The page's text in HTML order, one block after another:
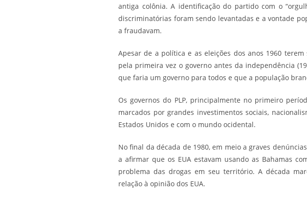
antiga colônia. A identificação do partido com o
discriminatórias foram sendo levantadas e a vontade
a fraudavam.
Apesar de a política e as eleições dos anos 1960
pela primeira vez o governo antes da independência
que faria um governo para todos e que a população
Os governos do PLP, principalmente no primeiro
marcados por grandes investimentos sociais,
Estados Unidos e com o mundo ocidental.
No final da década de 1980, em meio a graves
a afirmar que os EUA estavam usando as Bahamas
problema das drogas em seu território. A década
relação à opinião dos EUA.